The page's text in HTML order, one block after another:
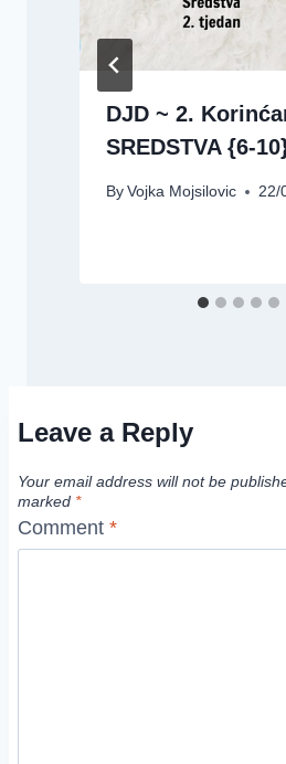
DJD ~ 2.
SREDSTVA {6-
ByVojka Mojsilovic 22/
Leave a Reply
Your email address will not be
marked *
Comment *